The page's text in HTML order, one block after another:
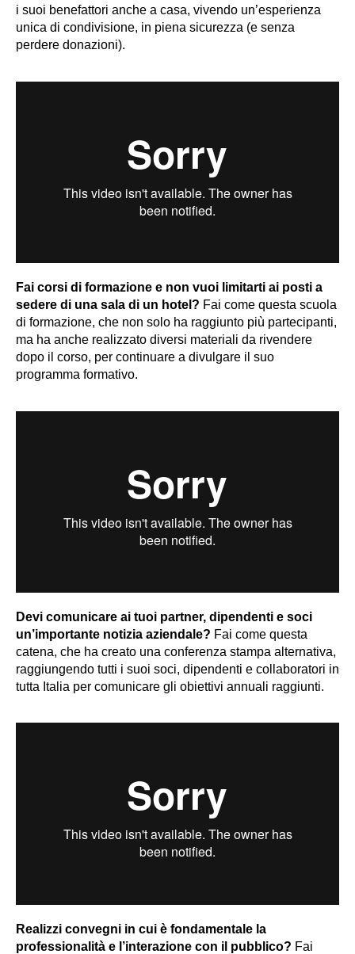
i suoi benefattori anche a casa, vivendo un’esperienza
unica di condivisione, in piena sicurezza (e senza
perdere donazioni).
Fai corsi di formazione e non vuoi limitarti ai posti a
sedere di una sala di un hotel? Fai come questa scuola
di formazione, che non solo ha raggiunto più partecipanti,
ma ha anche realizzato diversi materiali da rivendere
dopo il corso, per continuare a divulgare il suo
programma formativo.
Devi comunicare ai tuoi partner, dipendenti e soci
un’importante notizia aziendale? Fai come questa
catena, che ha creato una conferenza stampa alternativa,
raggiungendo tutti i suoi soci, dipendenti e collaboratori in
tutta Italia per comunicare gli obiettivi annuali raggiunti.
Realizzi convegni in cui è fondamentale la
professionalità e l’interazione con il pubblico? Fai